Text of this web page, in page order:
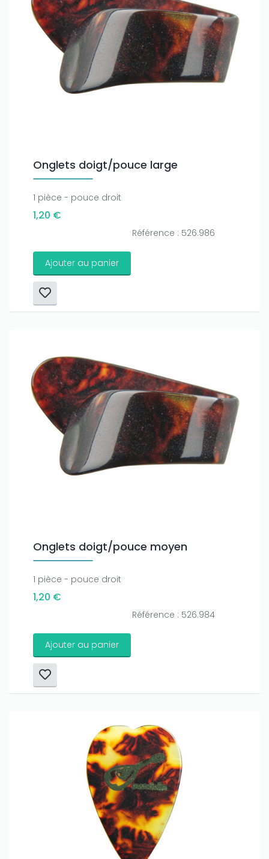
Onglets doigt/pouce large
1 pièce - pouce droit
1,20 €
Référence : 526.986
Ajouter au panier
Onglets doigt/pouce moyen
1 pièce - pouce droit
1,20 €
Référence : 526.984
Ajouter au panier